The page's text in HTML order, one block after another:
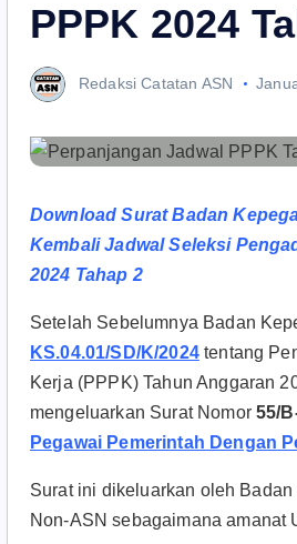
PPPK 2024
Redaksi Catatan ASN
Download Surat Badan
Kembali Jadwal Seleksi
2024 Tahap 2
Setelah Sebelumnya Badan
KS.04.01/SD/K/2024tentang
Kerja (PPPK) Tahun Anggaran
mengeluarkan Surat Nomor55/
Pegawai Pemerintah Dengan
Surat ini dikeluarkan oleh
Non-ASN sebagaimana amanat